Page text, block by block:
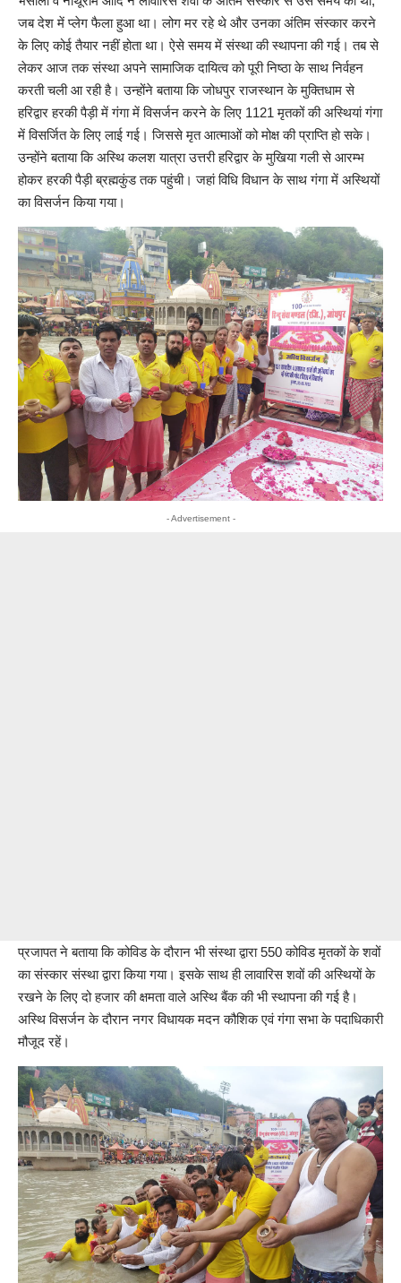
जब देश में प्लेग फैला हुआ था। लोग मर रहे थे और उनका अंतिम संस्कार करने
के लिए कोई तैयार नहीं होता था। ऐसे समय में संस्था की स्थापना की गई। तब से
लेकर आज तक संस्था अपने सामाजिक दायित्व को पूरी निष्ठा के साथ निर्वहन
करती चली आ रही है। उन्होंने बताया कि जोधपुर राजस्थान के मुक्तिधाम से
हरिद्वार हरकी पैड़ी में गंगा में विसर्जन करने के लिए 1121 मृतकों की अस्थियां गंगा
में विसर्जित के लिए लाई गई। जिससे मृत आत्माओं को मोक्ष की प्राप्ति हो सके।
उन्होंने बताया कि अस्थि कलश यात्रा उत्तरी हरिद्वार के मुखिया गली से आरम्भ
होकर हरकी पैड़ी ब्रह्मकुंड तक पहुंची। जहां विधि विधान के साथ गंगा में अस्थियों
का विसर्जन किया गया।
- Advertisement -
प्रजापत ने बताया कि कोविड के दौरान भी संस्था द्वारा 550 कोविड मृतकों के शवों
का संस्कार संस्था द्वारा किया गया। इसके साथ ही लावारिस शवों की अस्थियों के
रखने के लिए दो हजार की क्षमता वाले अस्थि बैंक की भी स्थापना की गई है।
अस्थि विसर्जन के दौरान नगर विधायक मदन कौशिक एवं गंगा सभा के पदाधिकारी
मौजूद रहें।